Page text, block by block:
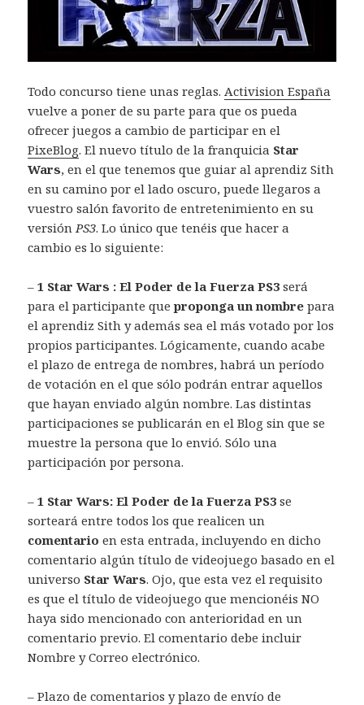
Todo concurso tiene unas reglas. Activision España
vuelve a poner de su parte para que os pueda
ofrecer juegos a cambio de participar en el
PixeBlog. El nuevo título de la franquicia Star
Wars, en el que tenemos que guiar al aprendiz Sith
en su camino por el lado oscuro, puede llegaros a
vuestro salón favorito de entretenimiento en su
versión PS3. Lo único que tenéis que hacer a
cambio es lo siguiente:
–1 Star Wars : El Poder de la Fuerza PS3 será
para el participante queproponga un nombre para
el aprendiz Sith y además sea el más votado por los
propios participantes. Lógicamente, cuando acabe
el plazo de entrega de nombres, habrá un período
de votación en el que sólo podrán entrar aquellos
que hayan enviado algún nombre. Las distintas
participaciones se publicarán en el Blog sin que se
muestre la persona que lo envió. Sólo una
participación por persona.
–1 Star Wars: El Poder de la Fuerza PS3 se
sorteará entre todos los que realicen un
comentarioen esta entrada, incluyendo en dicho
comentario algún título de videojuego basado en el
universo Star Wars. Ojo, que esta vez el requisito
es que el título de videojuego que mencionéis NO
haya sido mencionado con anterioridad en un
comentario previo. El comentario debe incluir
Nombre y Correo electrónico.
– Plazo de comentarios y plazo de envío de